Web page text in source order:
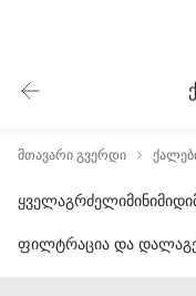
მთავარი გვერდი
ყველაგრძელიმინიმიდი
ფილტრაცია და